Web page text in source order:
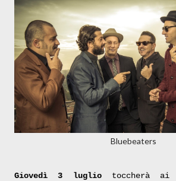
Bluebeaters
Giovedì 3 lugliotoccherà ai